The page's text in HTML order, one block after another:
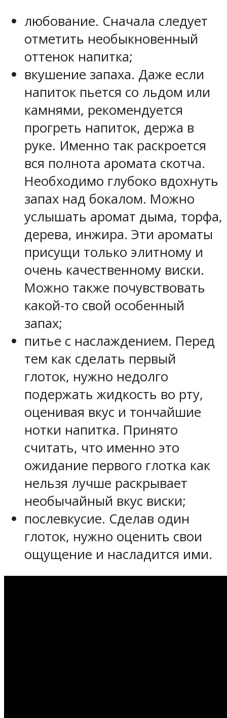
любование. Сначала следует
отметить необыкновенный
оттенок напитка;
вкушение запаха. Даже если
напиток пьется со льдом или
камнями, рекомендуется
прогреть напиток, держа в
руке. Именно так раскроется
вся полнота аромата скотча.
Необходимо глубоко вдохнуть
запах над бокалом. Можно
услышать аромат дыма, торфа,
дерева, инжира. Эти ароматы
присущи только элитному и
очень качественному виски.
Можно также почувствовать
какой-то свой особенный
запах;
питье с наслаждением. Перед
тем как сделать первый
глоток, нужно недолго
подержать жидкость во рту,
оценивая вкус и тончайшие
нотки напитка. Принято
считать, что именно это
ожидание первого глотка как
нельзя лучше раскрывает
необычайный вкус виски;
послевкусие. Сделав один
глоток, нужно оценить свои
ощущение и насладится ими.